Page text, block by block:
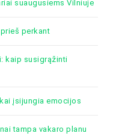
suaugusiems Vilniuje
perkant
kaip susigrąžinti
įsijungia emocijos
tampa vakaro planu